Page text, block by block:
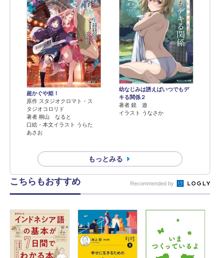
超かぐや姫！
原作 スタジオクロマト・ス
タジオコロリド
著者 桐山 なると
口絵・本文イラスト うらた
あさお
幼なじみは誘えばいつでもデ
キる関係２
著者 鏡 遊
イラスト うなさか
もっとみる
こちらもおすすめ Recommended by